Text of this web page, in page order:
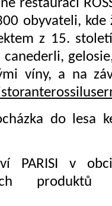
restauraci
obyvateli, kde
z 15.
víny, a na
do lesa
PARISI v